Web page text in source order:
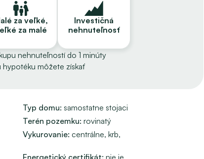
schodoch sa dostanete ešte do vyššej úrovne,
záhradu a druhú otvorenú, vydláždenú, kde svieti
vrátane novej televízie. V kuchyni je všetko, čo
aj trampolína, detské ihrisko, bazén, kotlík, gril a
uzáverou, čo zaručuje, že v jej bezprostrednom okolí
zachovania výhľadov, súkromia a charakteru prostredia.
hodnotením
za veľké,
za malé
Investičná
nehnuteľnosť
nehnuteľností do 1 minúty
hypotéku môžete získať
Typ domu: samostatne stojaci
Terén pozemku: rovinatý
Vykurovanie: centrálne, krb,
Energetický certifikát: nie je